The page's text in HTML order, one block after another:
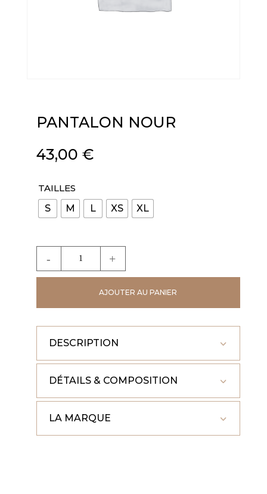
PANTALON NOUR
43,00 €
TAILLES
S
M L XS XL
quantité
PANTALON
AJOUTER AU PANIER
DESCRIPTION
DÉTAILS & COMPOSITION
LA MARQUE